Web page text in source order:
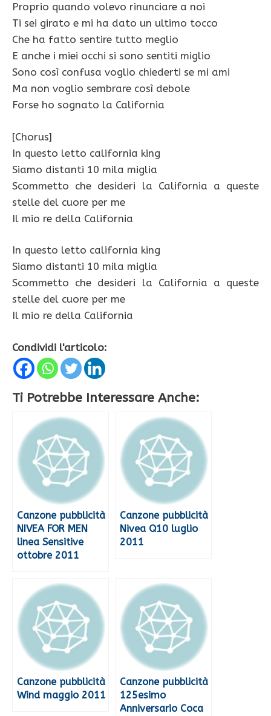
Proprio quando volevo rinunciare a noi
Ti sei girato e mi ha dato un ultimo tocco
Che ha fatto sentire tutto meglio
E anche i miei occhi si sono sentiti miglio
Sono così confusa voglio chiederti se mi ami
Ma non voglio sembrare così debole
Forse ho sognato la California
[Chorus]
In questo letto california king
Siamo distanti 10 mila miglia
Scommetto che desideri la California a queste
stelle del cuore per me
Il mio re della California
In questo letto california king
Siamo distanti 10 mila miglia
Scommetto che desideri la California a queste
stelle del cuore per me
Il mio re della California
Condividi l'articolo:
Ti Potrebbe Interessare Anche:
Canzone pubblicità
NIVEA FOR MEN
linea Sensitive
ottobre 2011
Canzone pubblicità
Nivea Q10 luglio
2011
Canzone pubblicità
Wind maggio 2011
Canzone pubblicità
125esimo
Anniversario Coca